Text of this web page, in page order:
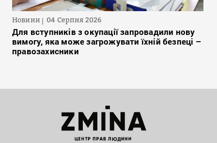
Новини 04 Серпня 2026
Для вступників з окупації запровадили нову
вимогу, яка може загрожувати їхній безпеці –
правозахисники